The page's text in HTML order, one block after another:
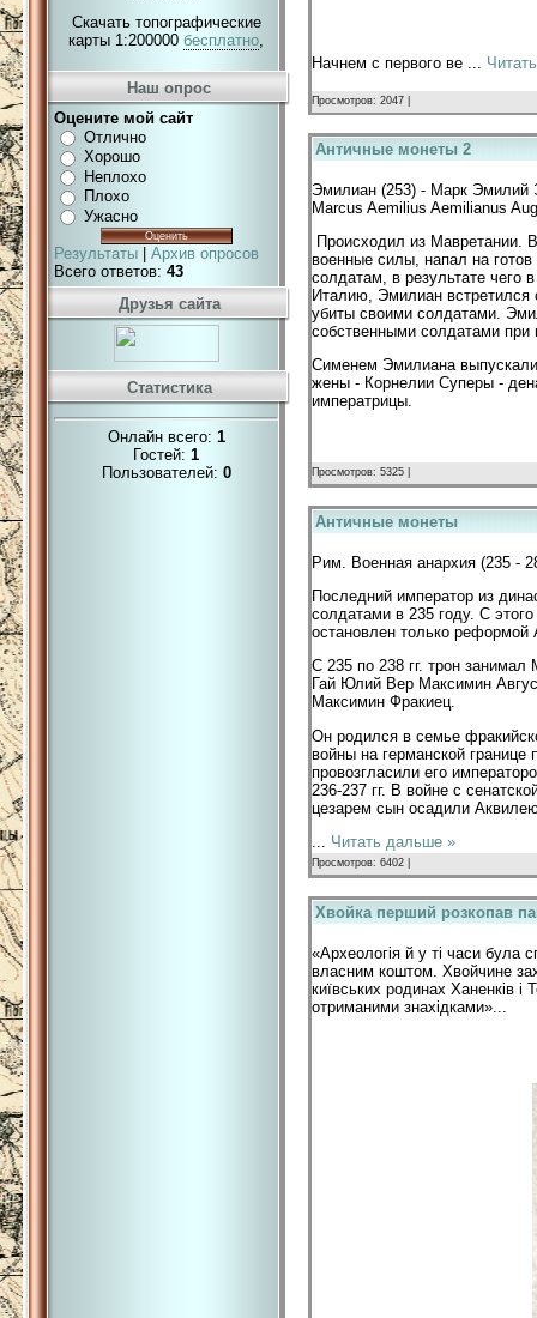
Скачать топографические
карты 1:200000 бесплатно
Наш опрос
Оцените мой сайт
Отлично
Хорошо
Неплохо
Плохо
Ужасно
Результаты
Архив опросов
Всего ответов: 43
Друзья сайта
Статистика
Онлайн всего: 1
Гостей: 1
Пользователей: 0
Начнем с первого ве ...
Просмотров: 2047 |
Античные монеты 2
Эмилиан (253) - Марк Эмилий
Marcus Aemilius Aemilianus
Происходил из Мавретании.
военные силы, напал на
солдатам, в результате чего
Италию, Эмилиан
убиты своими солдатами.
собственными солдатами
Сименем Эмилиана
жены - Корнелии Суперы -
императрицы.
Просмотров: 5325 |
Античные монеты
Рим. Военная анархия (235 -
Последний император из
солдатами в 235 году. С
остановлен только реформой
С 235 по 238 гг. трон
Гай Юлий Вер Максимин
Максимин Фракиец.
Он родился в семье
войны на германской
провозгласили его
236-237 гг. В войне с
цезарем сын осадили
Читать дальше »
Просмотров: 6402 |
Хвойка перший розкопав
«Археологія й у ті часи була
власним коштом. Хвойчине
київських родинах Ханенків і
отриманими знахідками»...